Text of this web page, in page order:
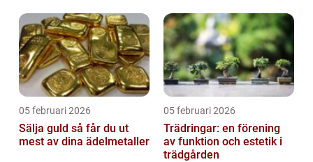
05 februari 2026
Sälja guld så får du ut
mest av dina ädelmetaller
05 februari 2026
Trädringar: en förening
av funktion och estetik i
trädgården